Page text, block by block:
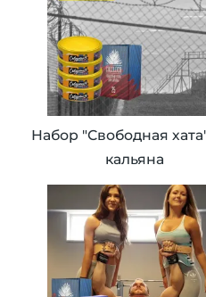
Набор "Свободная
кальяна